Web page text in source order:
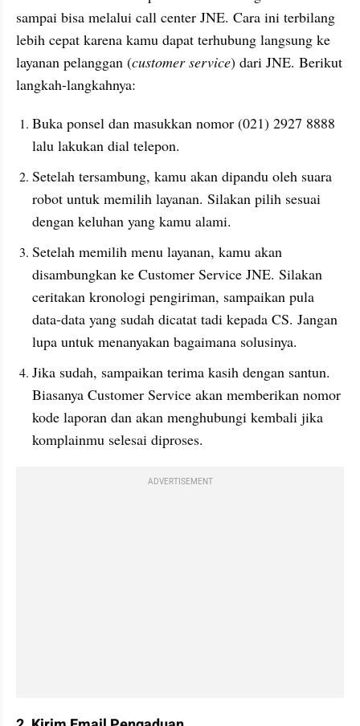
sampai bisa melalui call center JNE. Cara ini terbilang
lebih cepat karena kamu dapat terhubung langsung ke
layanan pelanggan (customer service) dari JNE. Berikut
langkah-langkahnya:
Buka ponsel dan masukkan nomor (021) 2927 8888
lalu lakukan dial telepon.
Setelah tersambung, kamu akan dipandu oleh suara
robot untuk memilih layanan. Silakan pilih sesuai
dengan keluhan yang kamu alami.
Setelah memilih menu layanan, kamu akan
disambungkan ke Customer Service JNE. Silakan
ceritakan kronologi pengiriman, sampaikan pula
data-data yang sudah dicatat tadi kepada CS. Jangan
lupa untuk menanyakan bagaimana solusinya.
Jika sudah, sampaikan terima kasih dengan santun.
Biasanya Customer Service akan memberikan nomor
kode laporan dan akan menghubungi kembali jika
komplainmu selesai diproses.
ADVERTISEMENT